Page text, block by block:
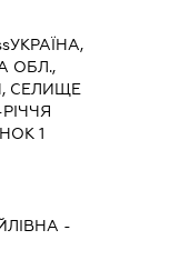
УКРАЇНА,
ОБЛ.,
СЕЛИЩЕ
1
-